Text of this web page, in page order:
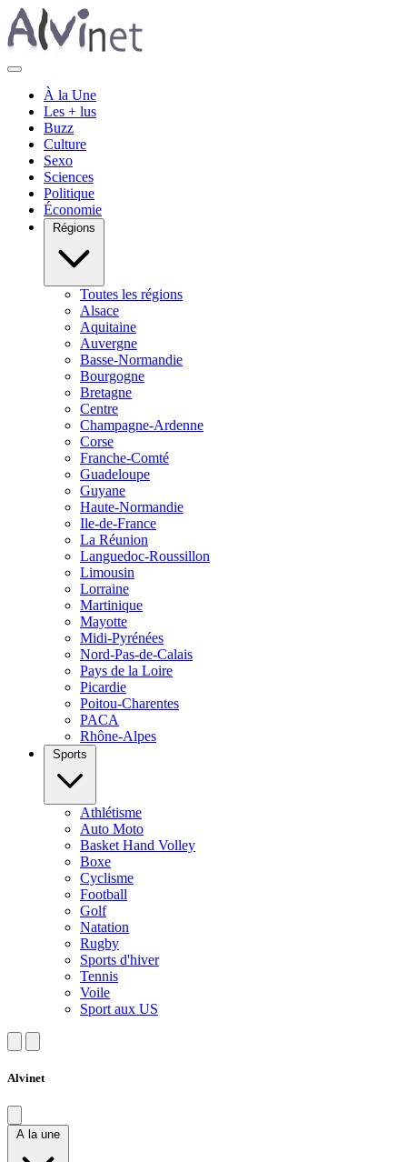
À la Une
Les + lus
Buzz
Culture
Sexo
Sciences
Politique
Économie
Régions
Toutes les régions
Alsace
Aquitaine
Auvergne
Basse-Normandie
Bourgogne
Bretagne
Centre
Champagne-Ardenne
Corse
Franche-Comté
Guadeloupe
Guyane
Haute-Normandie
Ile-de-France
La Réunion
Languedoc-Roussillon
Limousin
Lorraine
Martinique
Mayotte
Midi-Pyrénées
Nord-Pas-de-Calais
Pays de la Loire
Picardie
Poitou-Charentes
PACA
Rhône-Alpes
Sports
Athlétisme
Auto Moto
Basket Hand Volley
Boxe
Cyclisme
Football
Golf
Natation
Rugby
Sports d'hiver
Tennis
Voile
Sport aux US
Alvinet
A la une